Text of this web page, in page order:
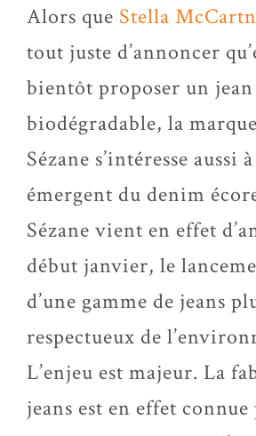
Alors que Stella
tout juste d’annoncer
bientôt proposer un jean
biodégradable, la
Sézane s’intéresse aussi
émergent du denim
Sézane vient en effet
début janvier, le
d’une gamme de jeans
respectueux de
L’enjeu est majeur. La
jeans est en effet